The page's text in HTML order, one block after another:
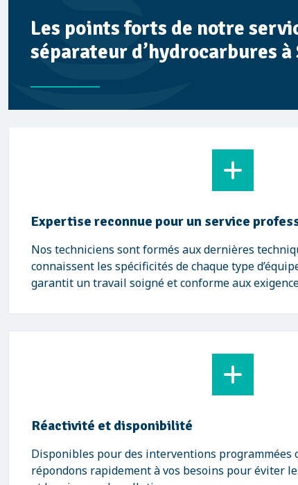
Les points forts de notre
séparateur d’hydrocarbures à
Expertise reconnue pour un service
Nos techniciens sont formés aux dernières
connaissent les spécificités de chaque type
garantit un travail soigné et conforme aux
Réactivité et disponibilité
Disponibles pour des interventions programmées
répondons rapidement à vos besoins pour éviter